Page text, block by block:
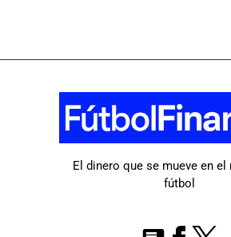
El dinero que se mueve en el
fútbol